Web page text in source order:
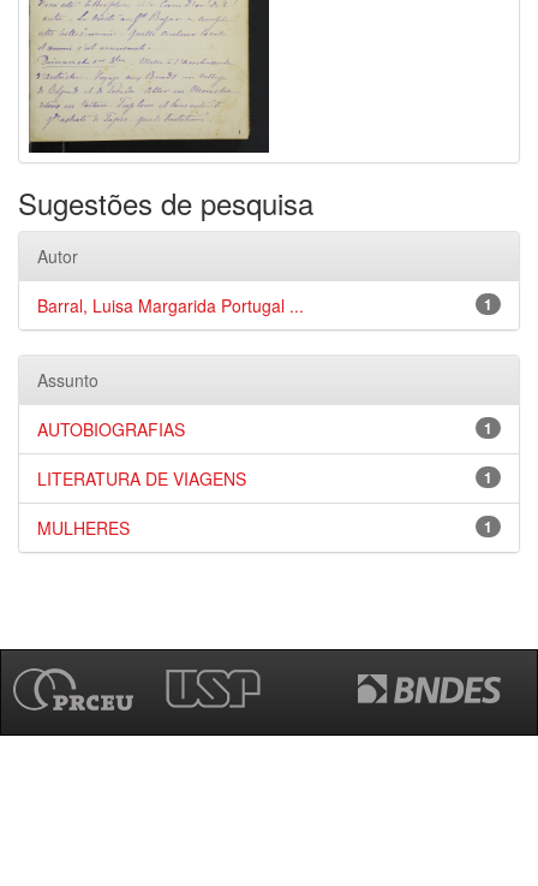
Sugestões de pesquisa
Autor
1
Barral, Luisa Margarida Portugal ...
Assunto
1
AUTOBIOGRAFIAS
1
LITERATURA DE VIAGENS
1
MULHERES